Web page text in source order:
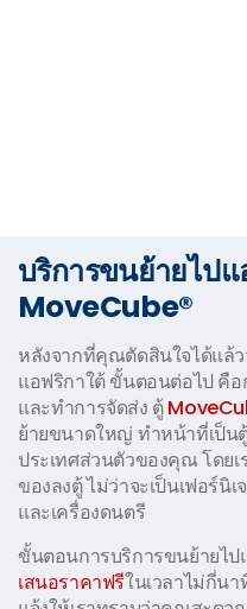
บริการขนย้ายไป
MoveCube®
หลังจากที่คุณตัดสินใจได้แล้ว
แอฟริกาใต้ ขั้นตอนต่อไป คื
และทำการจัดส่ง ตู้
ย้ายขนาดใหญ่ ทำหน้าที่เป็น
ประเทศส่วนตัวของคุณ โดย
ของลงตู้ ไม่ว่าจะเป็นเฟอร์นิ
และเครื่องดนตรี
ขั้นตอนการบริการขนย้ายไป
เสนอราคาฟรีในเวลาไม่กี่น